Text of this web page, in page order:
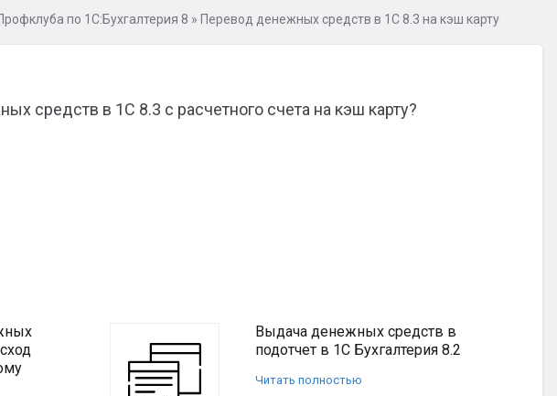
по 1С:Бухгалтерия 8 » Перевод денежных средств в 1С 8.3 на кэш карту
средств в 1С 8.3 с расчетного счета на кэш карту?
Выдача денежных средств в
подотчет в 1С Бухгалтерия 8.2
Читать полностью